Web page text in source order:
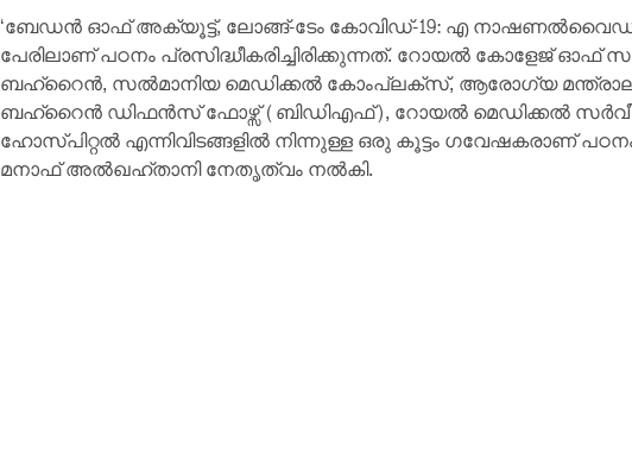
‘ബേഡന്‍ ഓഫ് അക്യൂട്ട്, ലോങ്ങ്-ടേം കോവിഡ്-19: എ
പേരിലാണ് പഠനം പ്രസിദ്ധീകരിച്ചിരിക്കുന്നത്. റോയല്‍ കോളേജ്
ബഹ്റൈന്‍, സല്‍മാനിയ മെഡിക്കല്‍ കോംപ്ലക്‌സ്, ആരോഗ്യ
ബഹ്‌റൈന്‍ ഡിഫന്‍സ് ഫോഴ്സ് (ബിഡിഎഫ്), റോയല്‍ മെഡിക്കല്‍
ഹോസ്പിറ്റല്‍ എന്നിവിടങ്ങളില്‍ നിന്നുള്ള ഒരു കൂട്ടം ഗവേഷകരാണ്
മനാഫ് അല്‍ഖഹ്താനി നേതൃത്വം നല്‍കി.